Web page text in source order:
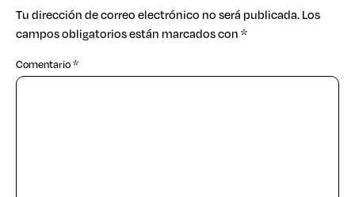
Tu dirección de correo electrónico no será publicada.Los
campos obligatorios están marcados con*
Comentario*